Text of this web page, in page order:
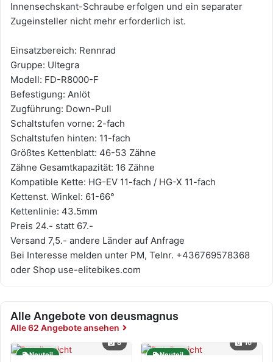
Innensechskant-Schraube erfolgen und ein separater
Zugeinsteller nicht mehr erforderlich ist.
Einsatzbereich: Rennrad
Gruppe: Ultegra
Modell: FD-R8000-F
Befestigung: Anlöt
Zugführung: Down-Pull
Schaltstufen vorne: 2-fach
Schaltstufen hinten: 11-fach
Größtes Kettenblatt: 46-53 Zähne
Zähne Gesamtkapazität: 16 Zähne
Kompatible Kette: HG-EV 11-fach / HG-X 11-fach
Kettenst. Winkel: 61-66°
Kettenlinie: 43.5mm
Preis 24.- statt 67.-
Versand 7,5.- andere Länder auf Anfrage
Bei Interesse melden unter PM, Telnr. +436769578368
oder Shop use-elitebikes.com
Alle Angebote von deusmagnus
Alle 62 Angebote ansehen
8
Neuteil
16
Neuteil